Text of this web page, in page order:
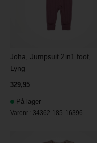
Joha, Jumpsuit 2in1 foot,
Lyng
329,95
På lager
Varenr.: 34362-185-16396